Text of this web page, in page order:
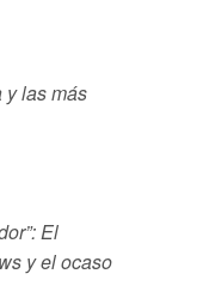
y las más
El
y el ocaso